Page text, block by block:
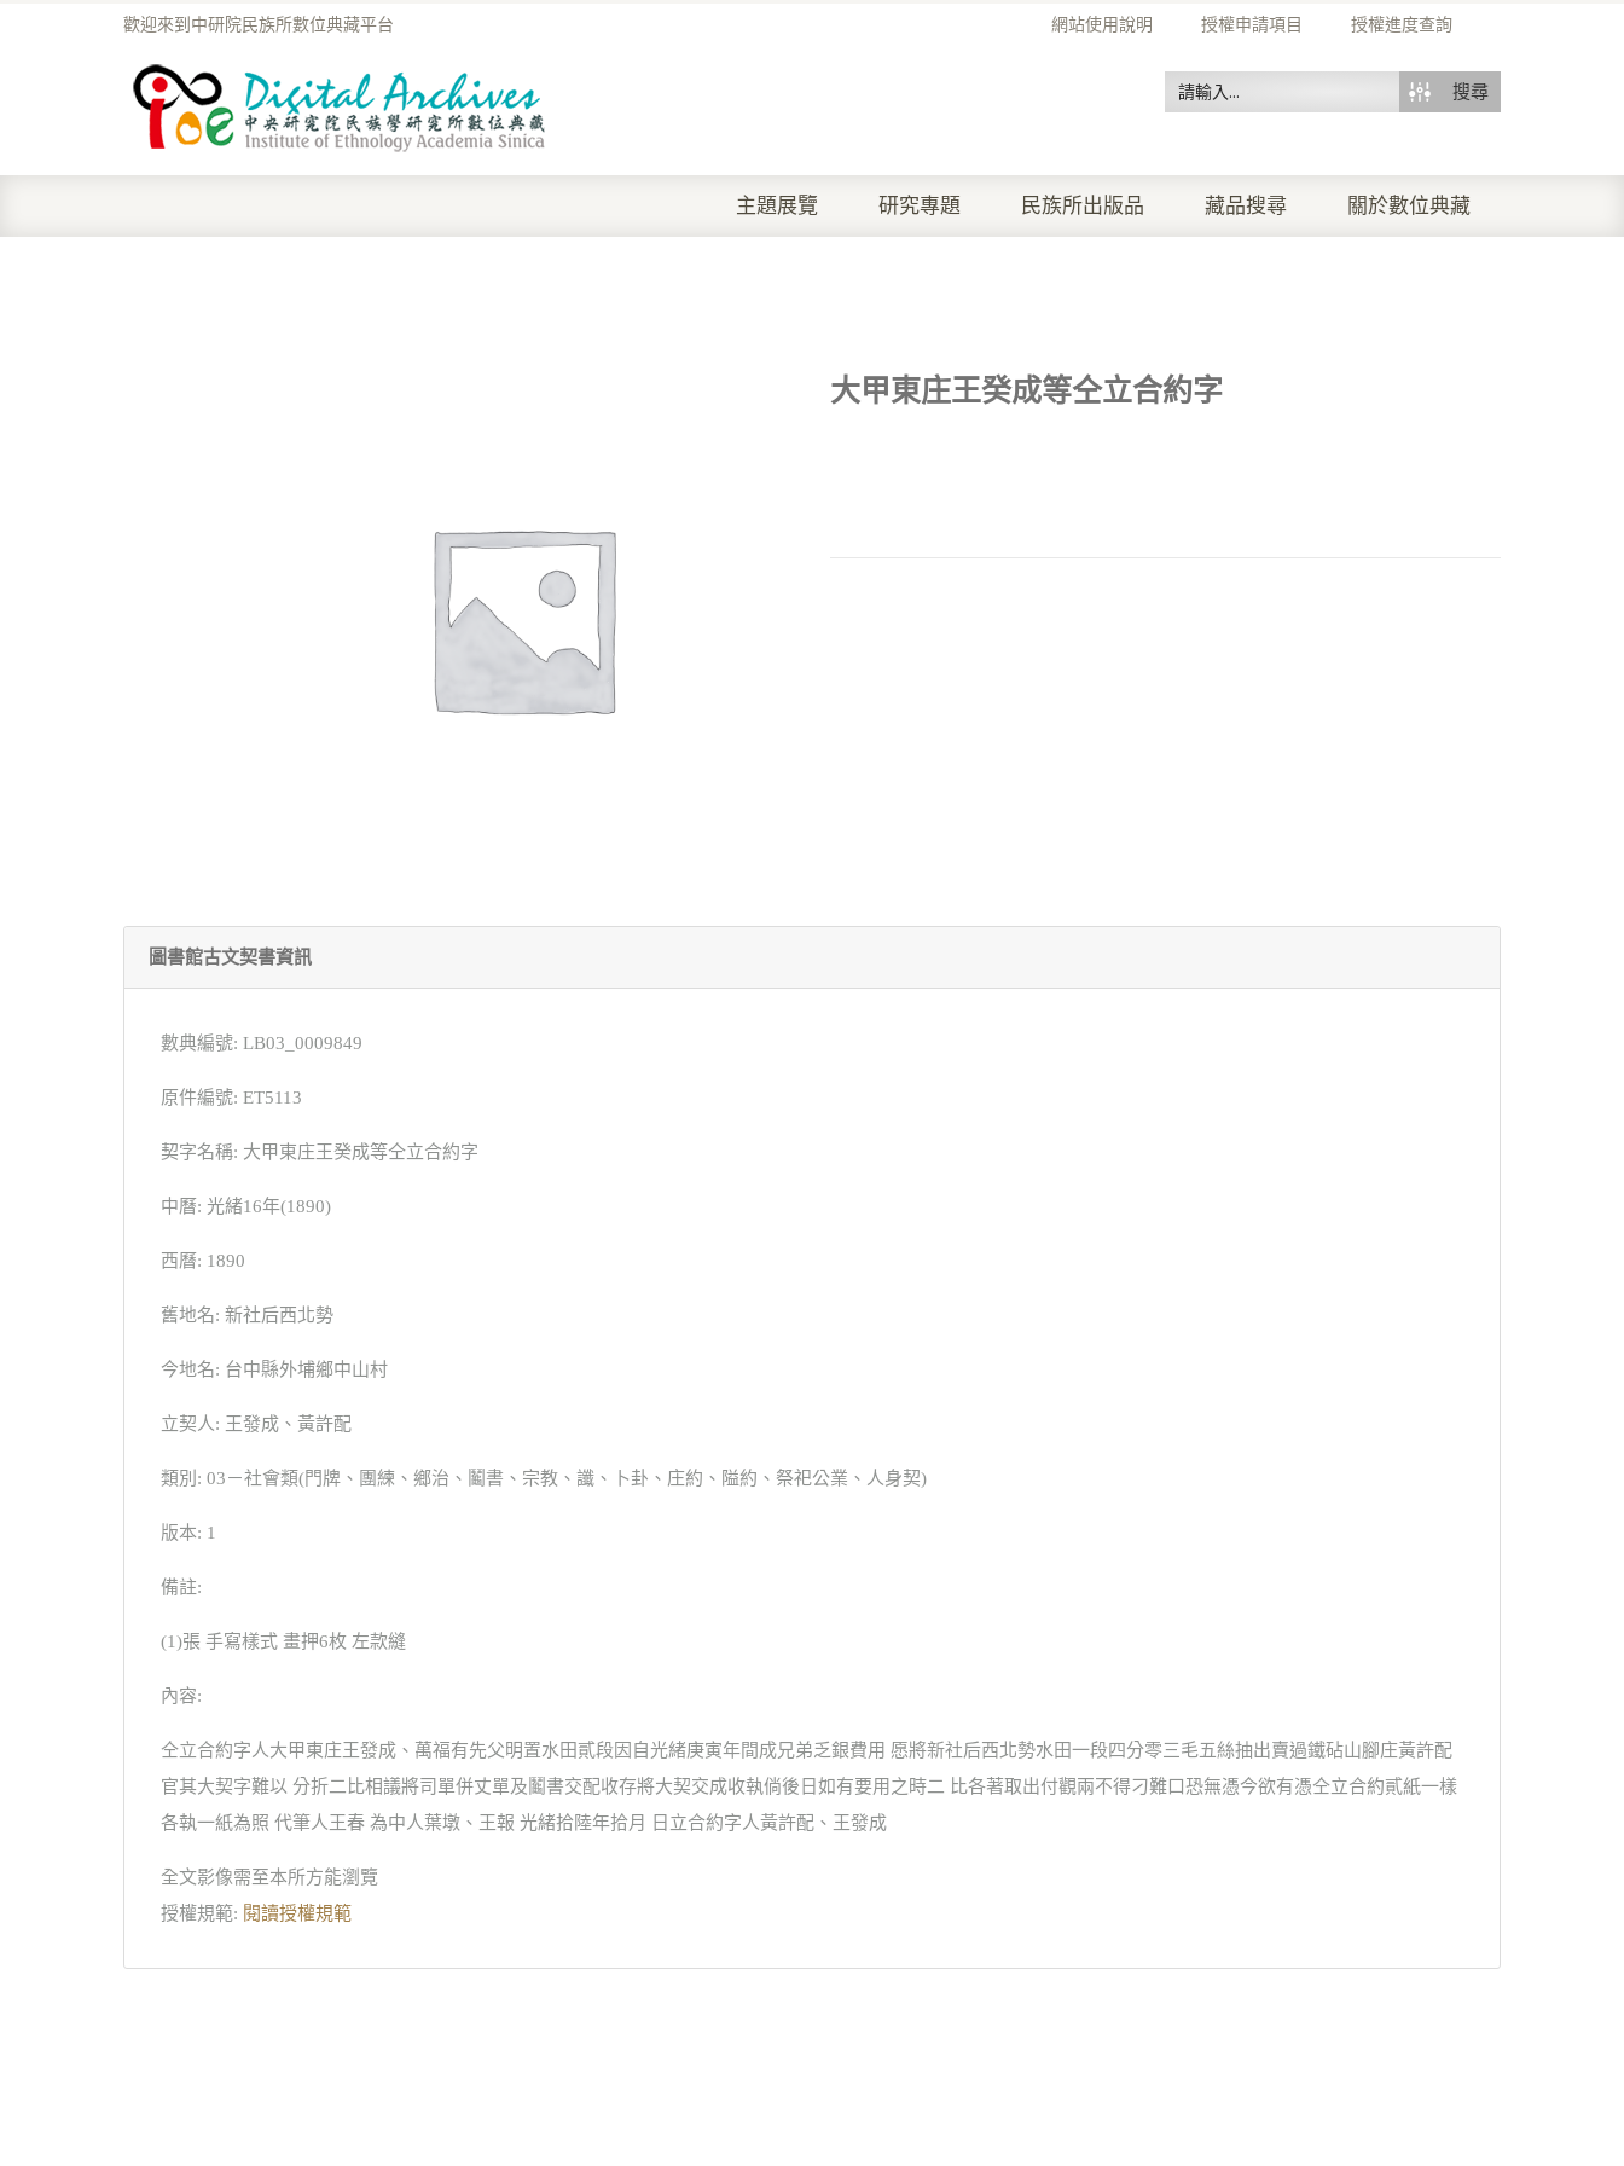
網站使用說明 授權申請項目 授權進度查詢
歡迎來到中研院民族所數位典藏平台
搜尋
主題展覽 研究專題 民族所出版品 藏品搜尋 關於數位典藏
大甲東庄王癸成等仝立合約字
圖書館古文契書資訊
數典編號: LB03_0009849
原件編號: ET5113
契字名稱: 大甲東庄王癸成等仝立合約字
中曆: 光緒16年(1890)
西曆: 1890
舊地名: 新社后西北勢
今地名: 台中縣外埔鄉中山村
立契人: 王發成、黃許配
類別: 03－社會類(門牌、團練、鄉治、鬮書、宗教、讖、卜卦、庄約、隘約、祭祀公業、人身契)
版本: 1
備註:
(1)張 手寫樣式 畫押6枚 左款縫
內容:
仝立合約字人大甲東庄王發成、萬福有先父明置水田貳段因自光緒庚寅年間成兄弟乏銀費用 愿將新社后西北勢水田一段四分零三毛五絲抽出賣過鐵砧山腳庄黃許配
官其大契字難以 分折二比相議將司單併丈單及鬮書交配收存將大契交成收執倘後日如有要用之時二 比各著取出付觀兩不得刁難口恐無憑今欲有憑仝立合約貳紙一樣
各執一紙為照 代筆人王春 為中人葉墩、王報 光緒拾陸年拾月 日立合約字人黃許配、王發成
全文影像需至本所方能瀏覽
授權規範: 閱讀授權規範